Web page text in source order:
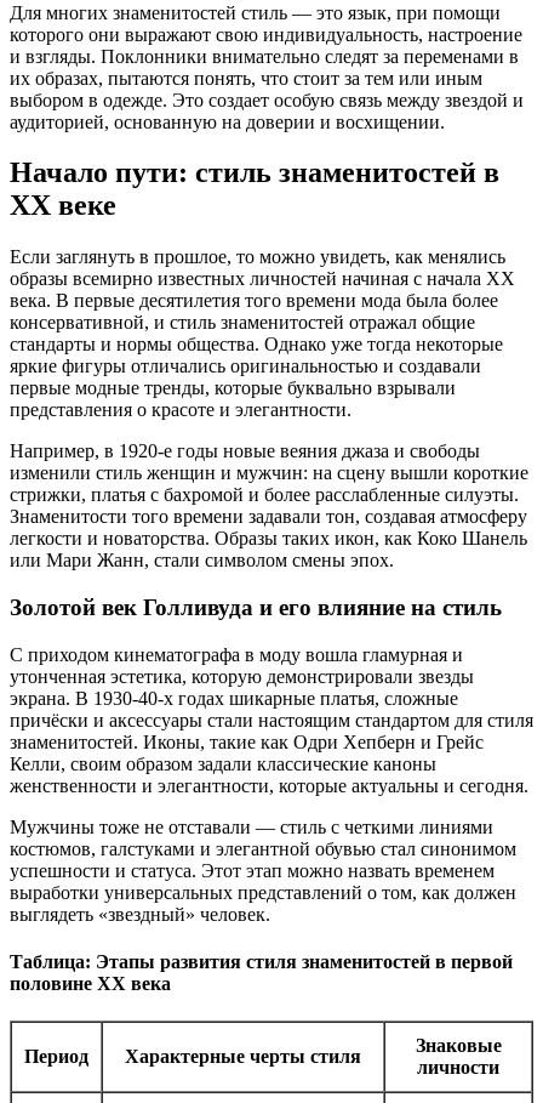
Для многих знаменитостей стиль — это язык, при помощи
которого они выражают свою индивидуальность, настроение
и взгляды. Поклонники внимательно следят за переменами в
их образах, пытаются понять, что стоит за тем или иным
выбором в одежде. Это создает особую связь между звездой и
аудиторией, основанную на доверии и восхищении.
Начало пути: стиль знаменитостей в
XX веке
Если заглянуть в прошлое, то можно увидеть, как менялись
образы всемирно известных личностей начиная с начала XX
века. В первые десятилетия того времени мода была более
консервативной, и стиль знаменитостей отражал общие
стандарты и нормы общества. Однако уже тогда некоторые
яркие фигуры отличались оригинальностью и создавали
первые модные тренды, которые буквально взрывали
представления о красоте и элегантности.
Например, в 1920-е годы новые веяния джаза и свободы
изменили стиль женщин и мужчин: на сцену вышли короткие
стрижки, платья с бахромой и более расслабленные силуэты.
Знаменитости того времени задавали тон, создавая атмосферу
легкости и новаторства. Образы таких икон, как Коко Шанель
или Мари Жанн, стали символом смены эпох.
Золотой век Голливуда и его влияние на стиль
С приходом кинематографа в моду вошла гламурная и
утонченная эстетика, которую демонстрировали звезды
экрана. В 1930-40-х годах шикарные платья, сложные
причёски и аксессуары стали настоящим стандартом для стиля
знаменитостей. Иконы, такие как Одри Хепберн и Грейс
Келли, своим образом задали классические каноны
женственности и элегантности, которые актуальны и сегодня.
Мужчины тоже не отставали — стиль с четкими линиями
костюмов, галстуками и элегантной обувью стал синонимом
успешности и статуса. Этот этап можно назвать временем
выработки универсальных представлений о том, как должен
выглядеть «звездный» человек.
Таблица: Этапы развития стиля знаменитостей в первой
половине XX века
Период Характерные черты стиля
Знаковые
личности